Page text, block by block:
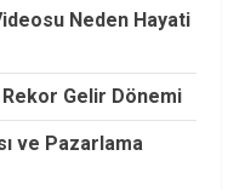
Neden Hayati
Gelir Dönemi
ve Pazarlama